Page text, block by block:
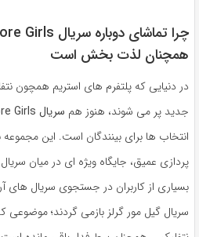
همچنان لذت بخش است
در دنیایی که پلتفرم های استریم همچون
جدید پر می شوند، هنوز هم سریال Gilmore Girls
انتخاب ها برای بینندگان است. این
پردازی عمیق، جایگاه ویژه ای در میان
بسیاری از کاربران در جستجوی سریال های
سریال گیل مور گرلز بازمی گردند؛ موضوعی